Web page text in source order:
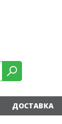
ДОСТАВКА